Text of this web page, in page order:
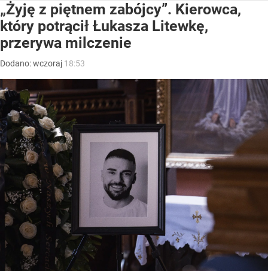
„Żyję z piętnem zabójcy”. Kierowca,
który potrącił Łukasza Litewkę,
przerywa milczenie
Dodano:wczoraj 18:53